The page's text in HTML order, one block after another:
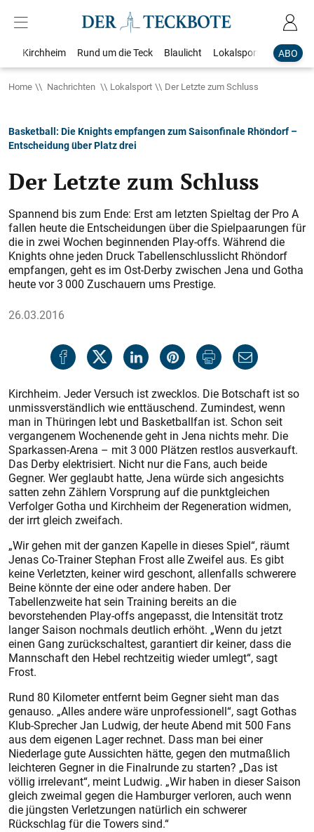
ABO
Kirchheim Rund um die Teck Blaulicht Lokalsport
Home Nachrichten Lokalsport Der Letzte zum Schluss
Basketball: Die Knights empfangen zum Saisonfinale Rhöndorf –
Entscheidung über Platz drei
Der Letzte zum Schluss
Spannend bis zum Ende: Erst am letzten Spieltag der Pro A
fallen heute die Entscheidungen über die Spielpaarungen für
die in zwei Wochen beginnenden Play-offs. Während die
Knights ohne jeden Druck Tabellenschlusslicht Rhöndorf
empfangen, geht es im Ost-Derby zwischen Jena und Gotha
heute vor 3 000 Zuschauern ums Prestige.
26.03.2016
Kirchheim. Jeder Versuch ist zwecklos. Die Botschaft ist so
unmissverständlich wie enttäuschend. Zumindest, wenn
man in Thüringen lebt und Basketballfan ist. Schon seit
vergangenem Wochenende geht in Jena nichts mehr. Die
Sparkassen-Arena – mit 3 000 Plätzen restlos ausverkauft.
Das Derby elektrisiert. Nicht nur die Fans, auch beide
Gegner. Wer geglaubt hatte, Jena würde sich angesichts
satten zehn Zählern Vorsprung auf die punktgleichen
Verfolger Gotha und Kirchheim der Regeneration widmen,
der irrt gleich zweifach.
„Wir gehen mit der ganzen Kapelle in dieses Spiel“, räumt
Jenas Co-Trainer Stephan Frost alle Zweifel aus. Es gibt
keine Verletzten, keiner wird geschont, allenfalls schwerere
Beine könnte der eine oder andere haben. Der
Tabellenzweite hat sein Training bereits an die
bevorstehenden Play-offs angepasst, die Intensität trotz
langer Saison nochmals deutlich erhöht. „Wenn du jetzt
einen Gang zurückschaltest, garantiert dir keiner, dass die
Mannschaft den Hebel rechtzeitig wieder umlegt“, sagt
Frost.
Rund 80 Kilometer entfernt beim Gegner sieht man das
genauso. „Alles andere wäre unprofessionell“, sagt Gothas
Klub-Sprecher Jan Ludwig, der heute Abend mit 500 Fans
aus dem eigenen Lager rechnet. Dass man bei einer
Niederlage gute Aussichten hätte, gegen den mutmaßlich
leichteren Gegner in die Finalrunde zu starten? „Das ist
völlig irrelevant“, meint Ludwig. „Wir haben in dieser Saison
gleich zweimal gegen die Hamburger verloren, auch wenn
die jüngsten Verletzungen natürlich ein schwerer
Rückschlag für die Towers sind.“